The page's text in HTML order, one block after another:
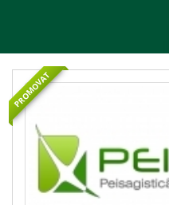
PROMOVAT